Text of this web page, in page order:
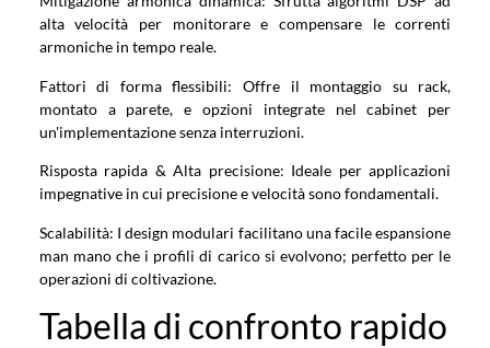
alta velocità per monitorare e compensare le correnti
armoniche in tempo reale.
Fattori di forma flessibili: Offre il montaggio su rack,
montato a parete, e opzioni integrate nel cabinet per
un'implementazione senza interruzioni.
Risposta rapida & Alta precisione: Ideale per applicazioni
impegnative in cui precisione e velocità sono fondamentali.
Scalabilità: I design modulari facilitano una facile espansione
man mano che i profili di carico si evolvono; perfetto per le
operazioni di coltivazione.
Tabella di confronto rapido